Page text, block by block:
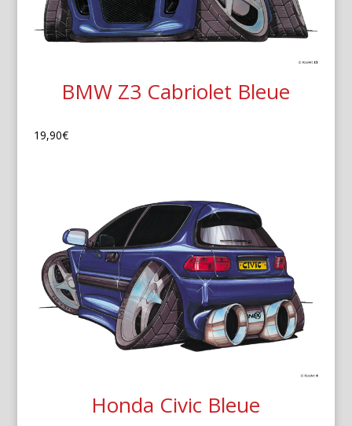
BMW Z3 Cabriolet Bleue
19,90€
Honda Civic Bleue